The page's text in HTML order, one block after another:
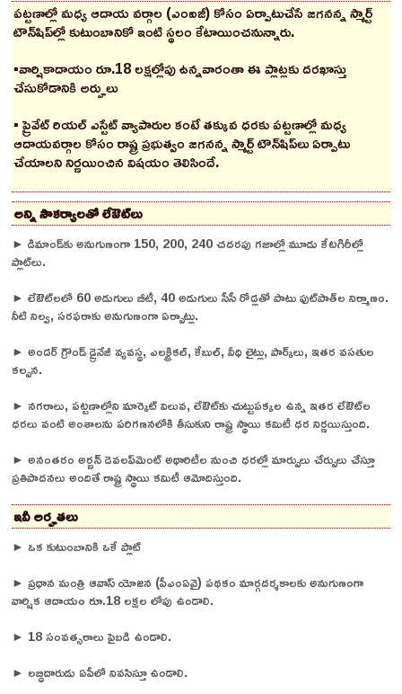
పట్టణాల్లో మధ్య ఆదాయ వర్గాల (ఎంఐజీ) కోసం ఏర్పాటుచేసే జగనన్న స్మార్ట్‌
టౌన్‌షిప్‌ల్లో కుటుంబానికో ఇంటి స్థలం కేటాయించనున్నారు.
▪️వార్షికాదాయం రూ.18 లక్షల్లోపు ఉన్నవారంతా ఈ ప్లాట్లకు దరఖాస్తు
చేసుకోడానికి అర్హులు
▪️ ప్రైవేట్‌ రియల్‌ ఎస్టేట్‌ వ్యాపారుల కంటే తక్కువ ధరకు పట్టణాల్లో మధ్య
ఆదాయవర్గాల కోసం రాష్ట్ర ప్రభుత్వం జగనన్న స్మార్ట్‌ టౌన్‌షిప్‌లు ఏర్పాటు
చేయాలని నిర్ణయించిన విషయం తెలిసిందే.
అన్ని సౌకర్యాలతో లేఔట్‌లు
► డిమాండ్‌కు అనుగుణంగా 150, 200, 240 చదరపు గజాల్లో మూడు కేటగిరీల్లో
ప్లాట్‌లు.
► లేఔట్‌లలో 60 అడుగులు బీటీ, 40 అడుగులు సీసీ రోడ్లతో పాటు ఫుట్‌పాత్‌ల నిర్మాణం.
నీటి నిల్వ, సరఫరాకు అనుగుణంగా ఏర్పాట్లు.
► అండర్‌ గ్రౌండ్‌ డ్రైనేజీ వ్యవస్థ, ఎలక్ట్రికల్, కేబుల్, వీధి లైట్లు, పార్క్‌లు, ఇతర వసతుల
కల్పన.
► నగరాలు, పట్టణాల్లోని మార్కెట్‌ విలువ, లేఔట్‌కు చుట్టుపక్కల ఉన్న ఇతర లేఔట్‌ల
ధరలు వంటి అంశాలను పరిగణనలోకి తీసుకుని రాష్ట్ర స్థాయి కమిటీ ధర నిర్ణయిస్తుంది.
► అనంతరం అర్బన్‌ డెవలప్‌మెంట్‌ అథారిటీల నుంచి ధరల్లో మార్పులు చేర్పులు చేస్తూ
ప్రతిపాదనలు అందితే రాష్ట్ర స్థాయి కమిటీ ఆమోదిస్తుంది.
ఇవీ అర్హతలు
► ఒక కుటుంబానికి ఒకే ప్లాట్‌
► ప్రధాన మంత్రి ఆవాస్‌ యోజన (పీఎంఏవై) పథకం మార్గదర్శకాలకు అనుగుణంగా
వార్షిక ఆదాయం రూ.18 లక్షల లోపు ఉండాలి.
► 18 సంవత్సరాలు పైబడి ఉండాలి.
► లబ్ధిదారుడు ఏపీలో నివసిస్తూ ఉండాలి.